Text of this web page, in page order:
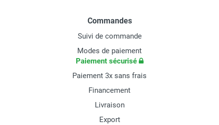
Commandes
Suivi de commande
Modes de paiement
Paiement sécurisé
Paiement 3x sans frais
Financement
Livraison
Export